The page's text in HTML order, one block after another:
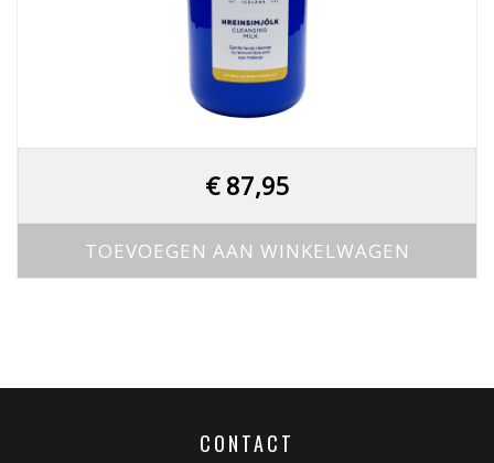
€87,95
TOEVOEGEN AAN WINKELWAGEN
CONTACT